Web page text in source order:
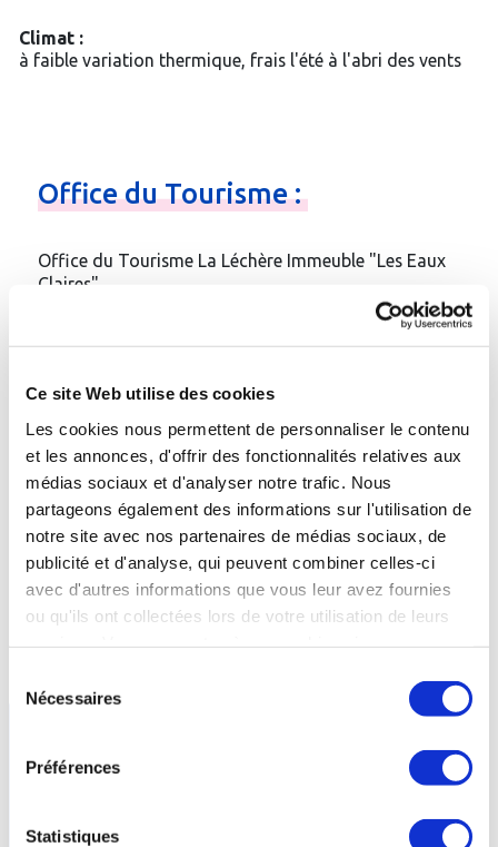
Ce site Web utilise des cookies
Les cookies nous permettent de personnaliser le contenu
et les annonces, d'offrir des fonctionnalités relatives aux
médias sociaux et d'analyser notre trafic. Nous
partageons également des informations sur l'utilisation de
notre site avec nos partenaires de médias sociaux, de
publicité et d'analyse, qui peuvent combiner celles-ci
avec d'autres informations que vous leur avez fournies
ou qu'ils ont collectées lors de votre utilisation de leurs
Nécessaires
Préférences
Statistiques
Climat :
à faible variation thermique, frais l'été à l'abri des vents
OfficeduTourisme:
Office du Tourisme La Léchère Immeuble "Les Eaux
Claires"
Fax: 04.79.22.57.10
Site web:https://lalecherelesbains.valmorel.com/
Gare à proximité :
Moutiers Tarentaise ou Notre Dame de Briançon
Etablissement thermal de la